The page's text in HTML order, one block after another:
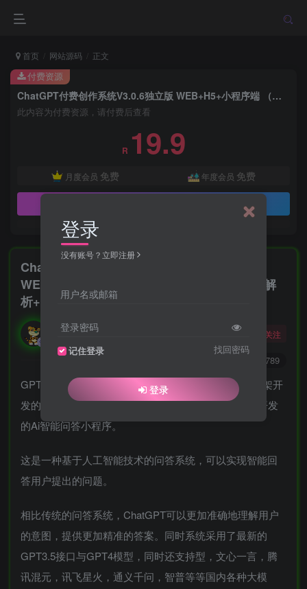
首页 网站源码 正文
ChatGPT付费创作系统V3.0.6独立版 WEB+H5+小程序端 （新增AI全网搜索+文档解析+豆包AI通道）
此内容为付费资源，请付费后查看
R 19.9
月度会员 免费 年度会员 免费
付费资源
ChatGPT付费创作系统V3.0.6独立版
WEB+H5+小程序端 （新增AI全网搜索+文档解
析+豆包AI通道）
勇敢的大野狼 关注
789
GPT付费体验系统最新版系统是一款基于ThinkPHP框架开
发的AI问答小程序，是基于国外很火的ChatGPT进行开发
的Ai智能问答小程序。
这是一种基于人工智能技术的问答系统，可以实现智能回
答用户提出的问题。
相比传统的问答系统，ChatGPT可以更加准确地理解用户
的意图，提供更加精准的答案。同时系统采用了最新的
GPT3.5接口与GPT4模型，同时还支持型，文心一言，腾
讯混元，讯飞星火，通义千问，智普等等国内各种大模
登录
没有账号？立即注册
用户名或邮箱
登录密码
记住登录 找回密码
登录